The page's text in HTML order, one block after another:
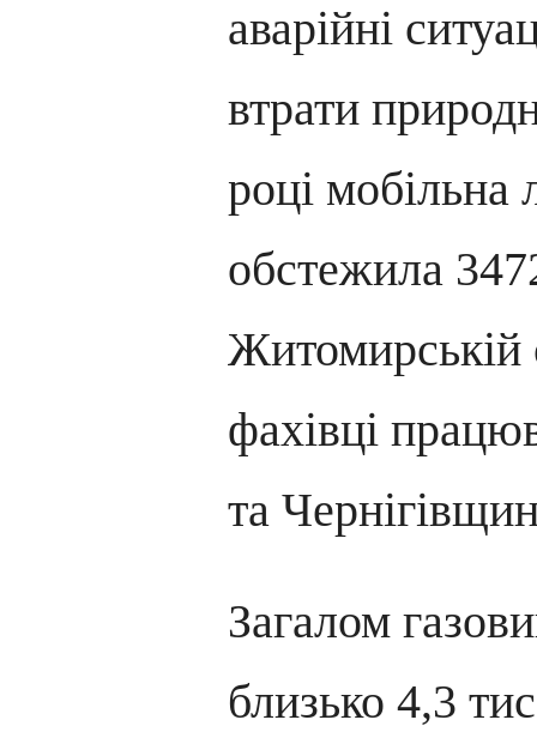
аварійні
втрати
році мобільна
обстежила
Житомирській
фахівці
та
Загалом
близько 4,3